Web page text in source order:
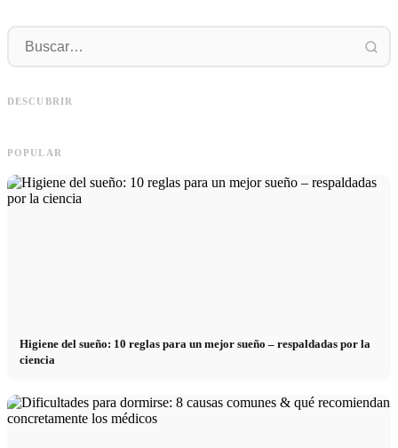
DESCUBRIR
hacia la carrera
POPULAR
Higiene del sueño: 10 reglas para un mejor sueño – respaldadas por la
ciencia